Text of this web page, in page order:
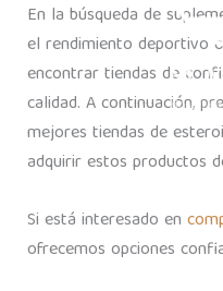
En la búsqueda de
el rendimiento deportivo
encontrar tiendas de
calidad. A continuación,
mejores tiendas de
adquirir estos productos
Si está interesado en
ofrecemos opciones